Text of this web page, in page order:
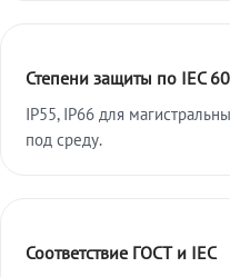
Степени защиты по IEC
IP55, IP66 для
под среду.
Соответствие ГОСТ и IEC